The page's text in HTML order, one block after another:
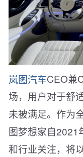
岚图汽车CEO兼
场，用户对于舒
未被满足。作为
图梦想家自2021
和行业关注，将